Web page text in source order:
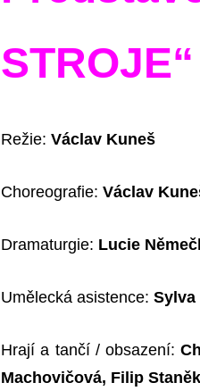
STROJE“
Režie: Václav Kuneš
Choreografie: Václav
Dramaturgie: Lucie
Umělecká asistence: Sylva
Hrají a tančí / obsazení:
Machovičová, Filip